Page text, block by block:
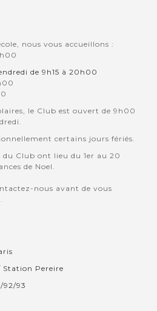
nous vous accueillons :
de 9h15 à 20h00
le Club est ouvert de 9h00
certains jours fériés.
du Club ont lieu du 1er au 20
de Noel.
nous avant de vous
Station Pereire
92/93